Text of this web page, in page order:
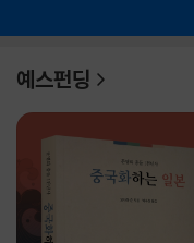
예스펀딩